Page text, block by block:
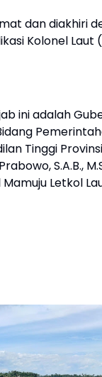
dan diakhiri
Kolonel Laut
ini adalah
Tinggi
S.A.B.,
Mamuju Letkol